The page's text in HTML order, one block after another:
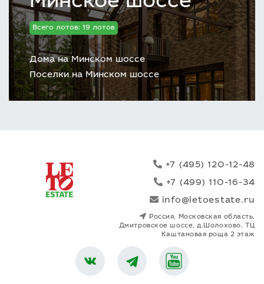
Всего лотов: 19 лотов
Дома на Минском шоссе
Поселки на Минском шоссе
+7 (495) 120-12-48
+7 (499) 110-16-34
info@letoestate.ru
Россия, Московская область,
Дмитровское шоссе, д.Шолохово, ТЦ
Каштановая роща 2 этаж